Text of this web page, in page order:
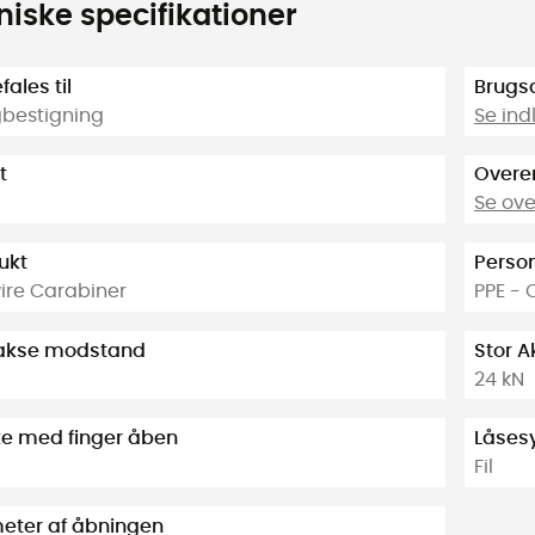
specifikationer
til
Carabiner
modstand
med finger åben
af åbningen
Se
Se
PPE -
Stor
24 kN
Fil